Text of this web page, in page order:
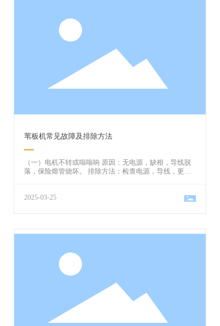
苇板机常见故障及排除方法
（一）电机不转或嗡嗡响 原因：无电源，缺相，导线脱
落，保险熔管烧坏。 排除方法：检查电源，导线，更换
苇板重针 原因：苇草铺设过多，编织压力过大。 排除方
引部分压力。
2025-03-25